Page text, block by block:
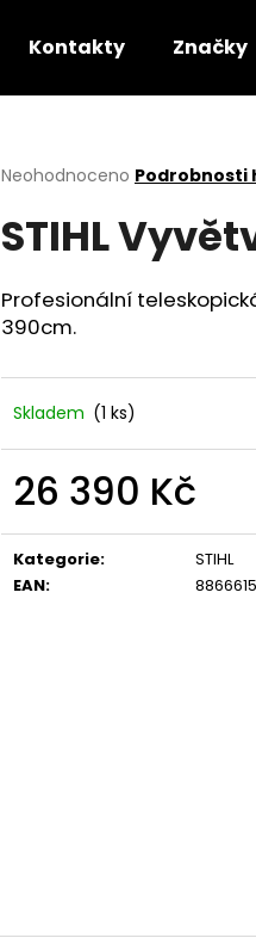
Kontakty Značky
Průměrné
produktu
je
z
5
hvězdiček.
Neohodnoceno Podrobnosti
STIHL
Profesionální
390cm.
Skladem (1 ks)
26 390 Kč
cena:
Kategorie:
STIHL
EAN:
HLEDAT
104 990 Kč